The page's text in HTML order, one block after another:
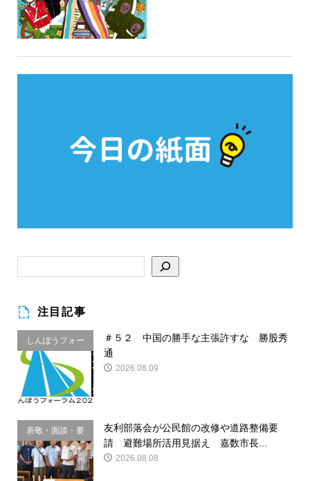
注目記事
しんぽうフォー
ラム
＃５２ 中国の勝手な主張許すな 勝股秀
通
2026.08.09
表敬・面談・要
請
友利部落会が公民館の改修や道路整備要
請 避難場所活用見据え 嘉数市長...
2026.08.08